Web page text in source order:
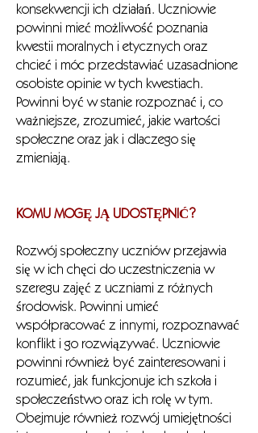
konsekwencji ich działań. Uczniowie
powinni mieć możliwość poznania
kwestii moralnych i etycznych oraz
chcieć i móc przedstawiać uzasadnione
osobiste opinie w tych kwestiach.
Powinni być w stanie rozpoznać i, co
ważniejsze, zrozumieć, jakie wartości
społeczne oraz jak i dlaczego się
zmieniają.
KOMU MOGĘ JĄ UDOSTĘPNIĆ?
Rozwój społeczny uczniów przejawia
się w ich chęci do uczestniczenia w
szeregu zajęć z uczniami z różnych
środowisk. Powinni umieć
współpracować z innymi, rozpoznawać
konflikt i go rozwiązywać. Uczniowie
powinni również być zainteresowani i
rozumieć, jak funkcjonuje ich szkoła i
społeczeństwo oraz ich rolę w tym.
Obejmuje również rozwój umiejętności